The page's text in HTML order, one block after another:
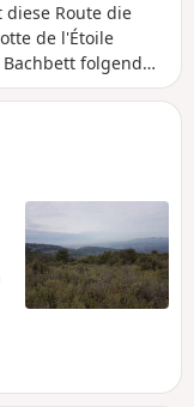
Route die
de l'Étoile
folgend
Wasserfall,
die
erreichen. Wenn
der
zur Font
Mitte der
Schauspiel.
bevor man
zurückkehrt.